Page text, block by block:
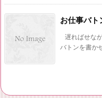
お仕事バト
遅ればせな
バトンを書